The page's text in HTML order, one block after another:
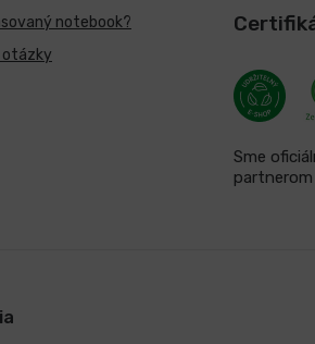
notebook?
otázky
Sme
partnerom